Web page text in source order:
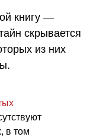
книгу —
скрывается
из них
в том